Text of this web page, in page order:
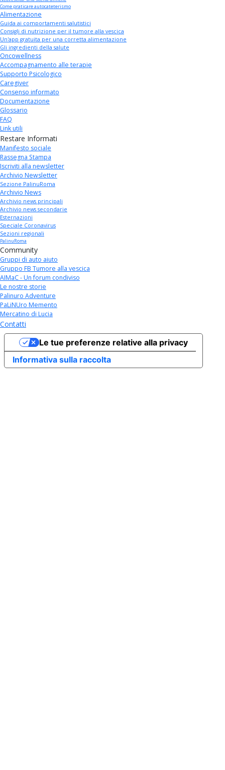
Come praticare autocateterismo
Alimentazione
Guida ai comportamenti salutistici
Consigli di nutrizione per il tumore alla vescica
Un'app gratuita per una corretta alimentazione
Gli ingredienti della salute
Oncowellness
Accompagnamento alle terapie
Supporto Psicologico
Caregiver
Consenso informato
Documentazione
Glossario
FAQ
Link utili
Restare Informati
Manifesto sociale
Rassegna Stampa
Iscriviti alla newsletter
Archivio Newsletter
Sezione PalinuRoma
Archivio News
Archivio news principali
Archivio news secondarie
Esternazioni
Speciale Coronavirus
Sezioni regionali
PalinuRoma
Community
Gruppi di auto aiuto
Gruppo FB Tumore alla vescica
AIMaC - Un forum condiviso
Le nostre storie
Palinuro Adventure
PaLiNUro Memento
Mercatino di Lucia
Contatti
Informativa sulla raccolta
Le tue preferenze relative alla privacy